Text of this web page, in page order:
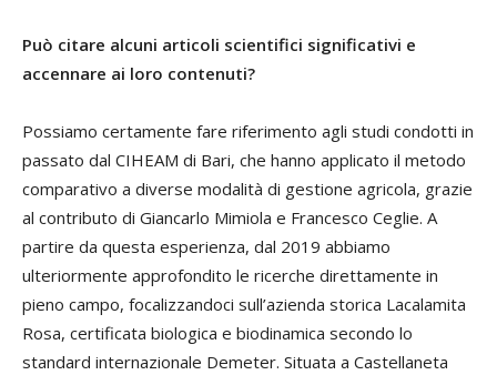
Può citare alcuni articoli scientifici significativi e
accennare ai loro contenuti?
Possiamo certamente fare riferimento agli studi condotti in
passato dal CIHEAM di Bari, che hanno applicato il metodo
comparativo a diverse modalità di gestione agricola, grazie
al contributo di Giancarlo Mimiola e Francesco Ceglie. A
partire da questa esperienza, dal 2019 abbiamo
ulteriormente approfondito le ricerche direttamente in
pieno campo, focalizzandoci sull’azienda storica Lacalamita
Rosa, certificata biologica e biodinamica secondo lo
standard internazionale Demeter. Situata a Castellaneta